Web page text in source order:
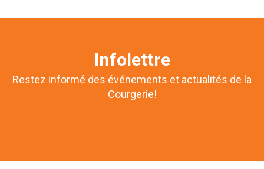
Infolettre
Restez informé des événements et actualités de la
Courgerie!